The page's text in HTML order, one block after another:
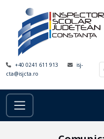
+40 0241 611 913
isj-
cta@isjcta.ro